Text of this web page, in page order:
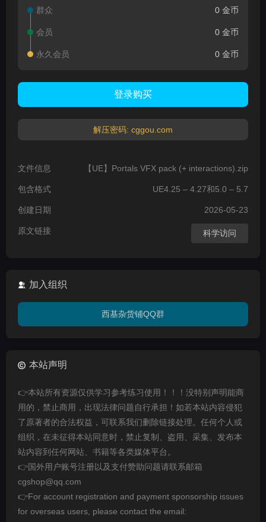
群众 0 金币
会员 0 金币
永久会员 0 金币
登录购买
解压密码: cggou.com
文件信息 【UE】Portals VFX pack (+ interactions).zip
包含格式 UE4.25 – 4.27和5.0 – 5.7
创建日期 2026-05-23
原文链接 科学访问
加入组织
西基杂货铺QQ群
本站声明
👉本站所有资源仅供学习参考练习使用！！！没特别声明能商
用的，禁止商用，出现法律问题自行承担！如若本站内容侵犯
了原著者的合法权益，可联系我们删除链接处理。任何个人或
组织，在未征得本站同意时，禁止复制、盗用、采集、发布本
站内容到任何网站、书籍等各类媒体平台。
👉国外用户账号注册以及支付赞助问题请联系邮箱
cgshop@qq.com
👉For account registration and payment sponsorship issues
for overseas users, please contact the email: